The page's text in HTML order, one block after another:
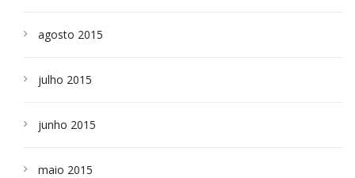
agosto 2015
julho 2015
junho 2015
maio 2015